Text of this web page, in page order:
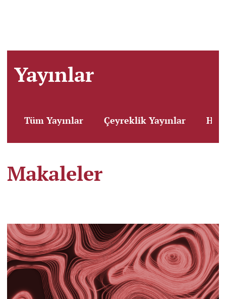
Yayınlar
Tüm Yayınlar Çeyreklik Yayınlar
Makaleler